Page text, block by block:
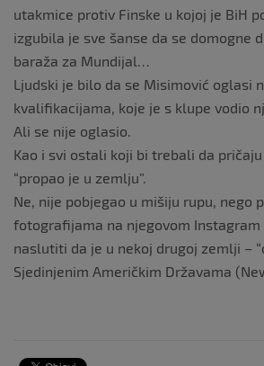
utakmice protiv Finske u kojoj je BiH
izgubila je sve šanse da se domogne
baraža za Mundijal…
Ljudski je bilo da se Misimović oglasi
kvalifikacijama, koje je s klupe vodio
Ali se nije oglasio.
Kao i svi ostali koji bi trebali da
“propao je u zemlju”.
Ne, nije pobjegao u mišiju rupu, nego
fotografijama na njegovom
naslutiti da je u nekoj drugoj zemlji –
Sjedinjenim Američkim Državama